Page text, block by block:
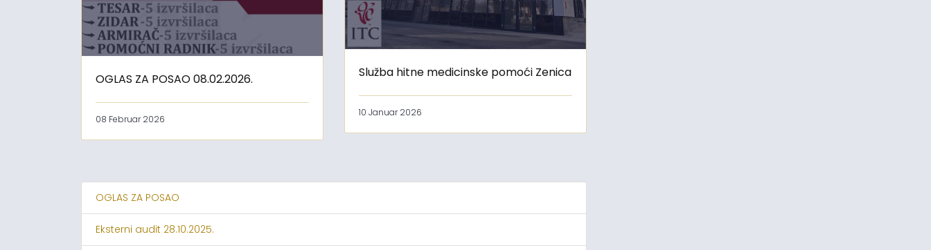
OGLAS ZA POSAO 08.02.2026.
08 Februar 2026
Služba hitne medicinske pomoći Zenica
10 Januar 2026
OGLAS ZA POSAO
Eksterni audit 28.10.2025.